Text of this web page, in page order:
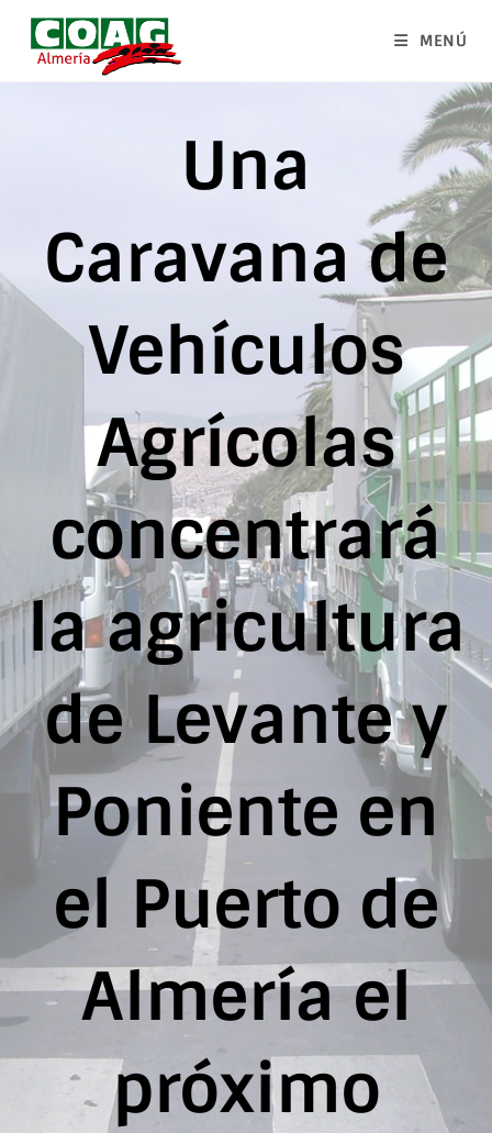
MENÚ
Una
Caravana de
Vehículos
Agrícolas
concentrará
la agricultura
de Levante y
Poniente en
el Puerto de
Almería el
próximo